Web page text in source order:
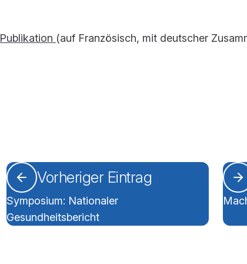
Publikation (auf Französisch, mit deutscher
Vorheriger Eintrag
Symposium: Nationaler
Gesundheitsbericht